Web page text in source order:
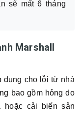
sẽ mất 6 tháng
Marshall
dụng cho lỗi từ nhà
bao gồm hỏng do
cải biến sản